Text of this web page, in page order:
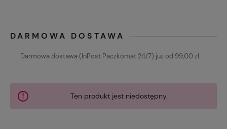
DARMOWA DOSTAWA
Darmowa dostawa (InPost Paczkomat 24/7) już od 99,00 zł.
Ten produkt jest niedostępny.